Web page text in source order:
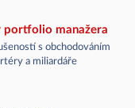
portfolio manažera
s obchodováním
a miliardáře